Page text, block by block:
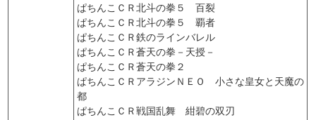
ぱちんこＣＲ北斗の拳５ 百裂
ぱちんこＣＲ北斗の拳５ 覇者
ぱちんこＣＲ鉄のラインバレル
ぱちんこＣＲ蒼天の拳－天授－
ぱちんこＣＲ蒼天の拳２
ぱちんこＣＲアラジンＮＥＯ 小さな皇女と天魔の
都
ぱちんこＣＲ戦国乱舞 紺碧の双刃